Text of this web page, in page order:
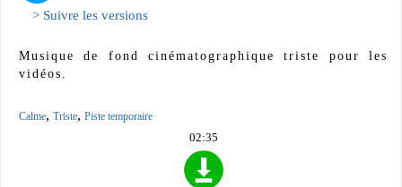
> Suivre les versions
Musique de fond cinématographique triste pour les
vidéos.
Calme, Triste, Piste temporaire
02:35